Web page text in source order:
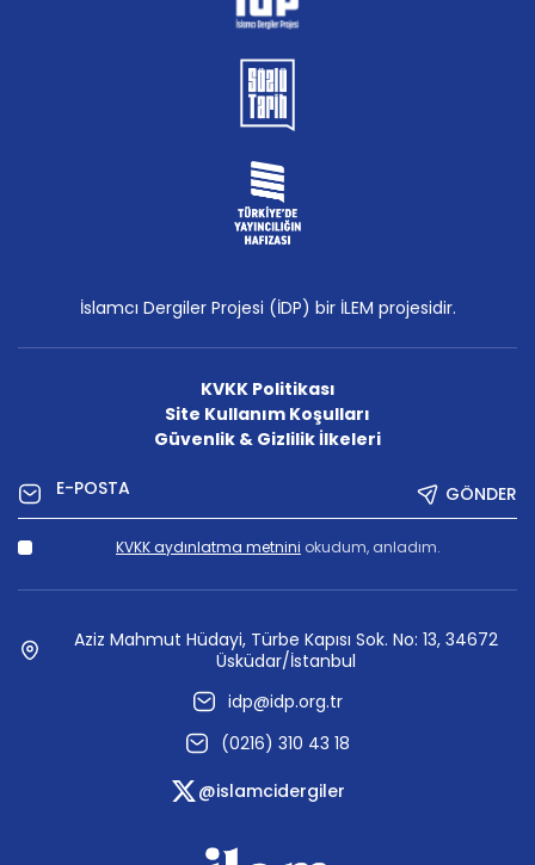
İslamcı Dergiler Projesi (İDP) bir İLEM projesidir.
KVKK Politikası
Site Kullanım Koşulları
Güvenlik & Gizlilik İlkeleri
GÖNDER
KVKK aydınlatma metnini okudum, anladım.
Aziz Mahmut Hüdayi, Türbe Kapısı Sok. No: 13, 34672
Üsküdar/İstanbul
idp@idp.org.tr
(0216) 310 43 18
@islamcidergiler